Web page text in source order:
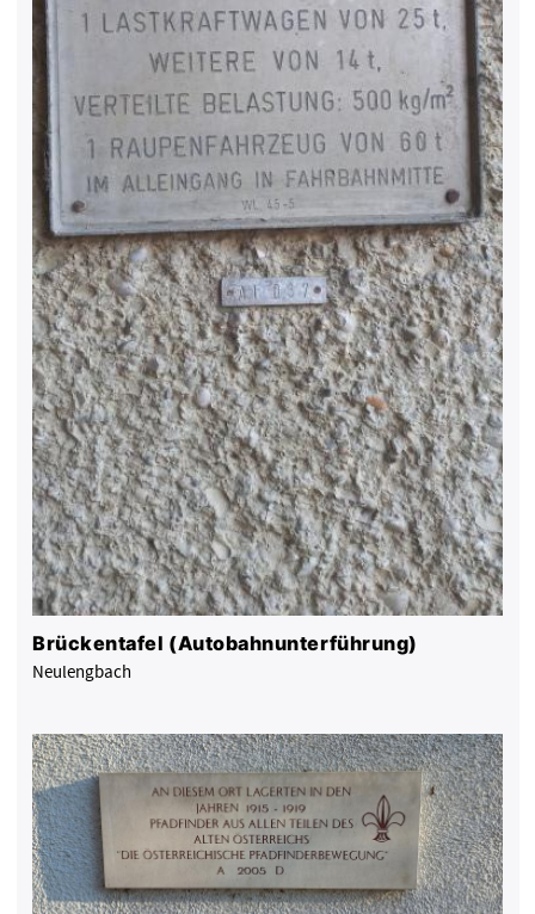
Brückentafel (Autobahnunterführung)
Neulengbach